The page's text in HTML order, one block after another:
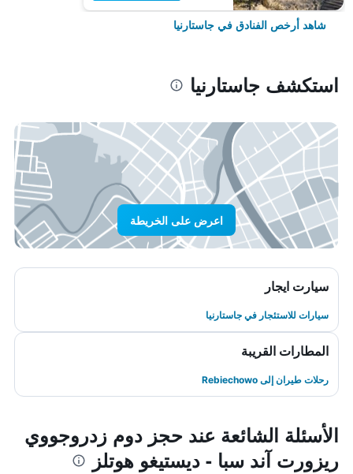
شاهد أرخص الفنادق في جاستارنيا
استكشف جاستارنيا
اعرض على الخريطة
سيارت ايجار
سيارات للاستئجار في جاستارنيا
المطارات القريبة
رحلات طيران إلى Rebiechowo
الأسئلة الشائعة عند حجز دوم زدروجووي
ريزورت آند سبا - ديستيغو هوتلز